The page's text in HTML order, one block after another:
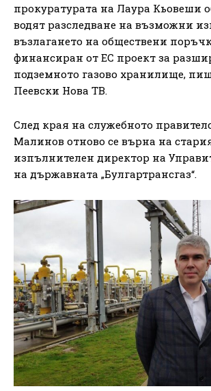
прокуратурата на Лаура Кьовеши
водят разследване на възможни
възлагането на обществени
финансиран от ЕС проект за
подземното газово хранилище,
Пеевски Нова ТВ.
След края на служебното
Малинов отново се върна на
изпълнителен директор на
на държавната „Булгартрансгаз“.